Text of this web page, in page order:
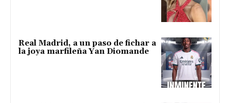
Real Madrid, a un paso de fichar a
la joya marfileña Yan Diomande